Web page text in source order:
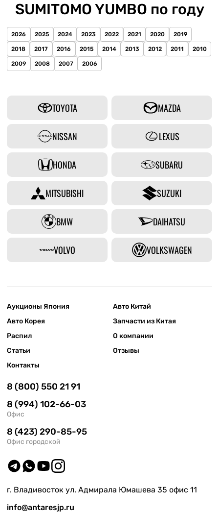
SUMITOMO YUMBO по году
2026 2025 2024 2023 2022 2021 2020 2019
2018 2017 2016 2015 2014 2013 2012 2011 2010
2009 2008 2007 2006
TOYOTA MAZDA
NISSAN LEXUS
HONDA SUBARU
MITSUBISHI SUZUKI
BMW DAIHATSU
VOLVO VOLKSWAGEN
Аукционы Япония
Авто Китай
Авто Корея
Запчасти из Китая
Распил
О компании
Статьи
Отзывы
Контакты
8 (800) 550 21 91
8 (994) 102-66-03
Офис
8 (423) 290-85-95
Офис городской
г. Владивосток ул. Адмирала Юмашева 35 офис 11
info@antaresjp.ru